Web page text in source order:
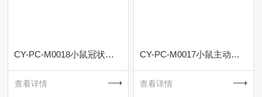
CY-PC-M0018小鼠冠状动脉内皮细胞
查看详情
CY-PC-M0017小鼠主动脉外膜成纤维细胞
查看详情